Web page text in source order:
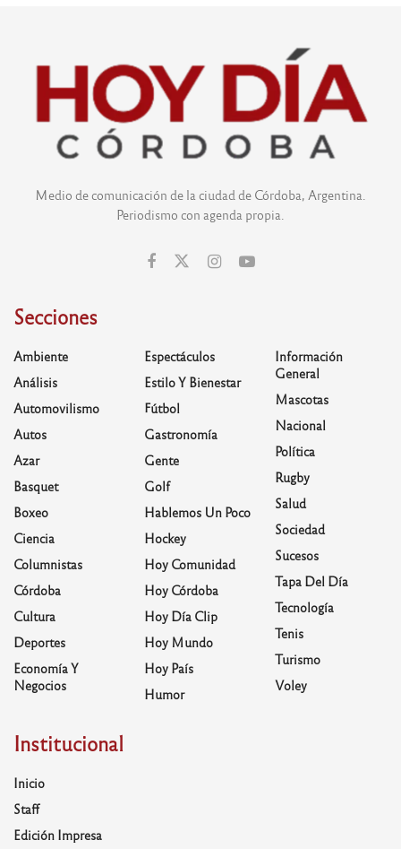
Medio de comunicación de la ciudad de Córdoba, Argentina.
Periodismo con agenda propia.
Secciones
Ambiente
Análisis
Automovilismo
Autos
Azar
Basquet
Boxeo
Ciencia
Columnistas
Córdoba
Cultura
Deportes
Economía Y
Negocios
Espectáculos
Estilo Y Bienestar
Fútbol
Gastronomía
Gente
Golf
Hablemos Un Poco
Hockey
Hoy Comunidad
Hoy Córdoba
Hoy Día Clip
Hoy Mundo
Hoy País
Humor
Información
General
Mascotas
Nacional
Política
Rugby
Salud
Sociedad
Sucesos
Tapa Del Día
Tecnología
Tenis
Turismo
Voley
Institucional
Inicio
Staff
Edición Impresa